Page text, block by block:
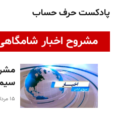
پادکست حرف حساب
مشروح اخبار
۱۵ مرداد ۱۴۰۵